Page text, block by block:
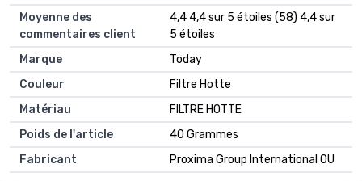
Moyenne des
commentaires client
4,4 4,4 sur 5 étoiles (58) 4,4 sur
5 étoiles
Marque
Today
Couleur
Filtre Hotte
Matériau
FILTRE HOTTE
Poids de l'article
40 Grammes
Fabricant
Proxima Group International OU